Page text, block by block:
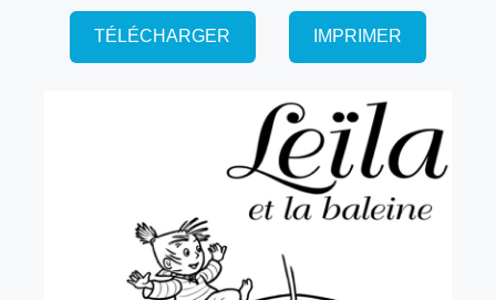
TÉLÉCHARGER IMPRIMER